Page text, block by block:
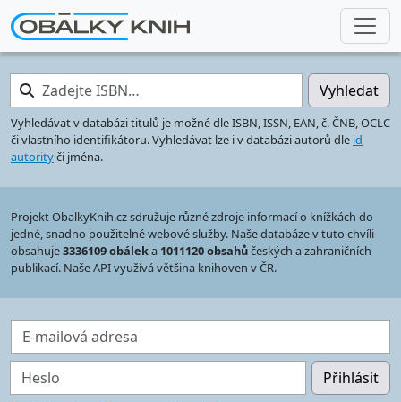
Zadejte ISBN… Vyhledat
Vyhledávat v databázi titulů je možné dle ISBN, ISSN, EAN, č. ČNB, OCLC
či vlastního identifikátoru. Vyhledávat lze i v databázi autorů dle id
autorityči jména.
Projekt ObalkyKnih.cz sdružuje různé zdroje informací o knížkách do
jedné, snadno použitelné webové služby. Naše databáze v tuto chvíli
obsahuje3336109 obáleka 1011120 obsahůčeských a zahraničních
publikací. Naše API využívá většina knihoven v ČR.
E-mailová adresa
Heslo Přihlásit